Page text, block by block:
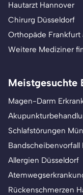
Hautarzt Hannover
Chirurg Düsseldorf
Orthopäde Frankfurt
Weitere Mediziner
Meistgesuchte
Magen-Darm
Schlafstörungen
Bandscheibenvorfall
Allergien Düsseldorf
Rückenschmerzen